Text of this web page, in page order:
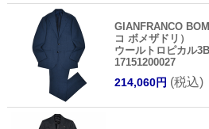
GIANFRANCO
コ ボメザドリ）
ウールトロピカル
17151200027
214,060円 (税込)